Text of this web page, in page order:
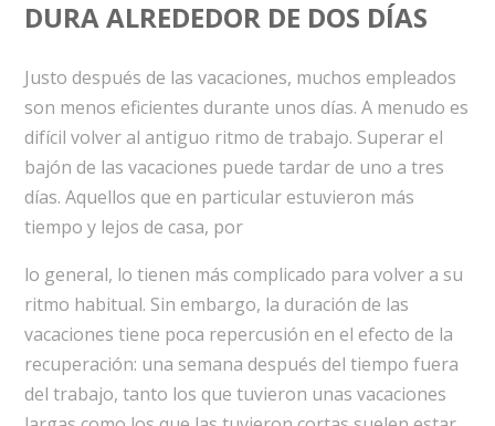
DURA ALREDEDOR DE DOS DÍAS
Justo después de las vacaciones, muchos empleados
son menos eficientes durante unos días. A menudo es
difícil volver al antiguo ritmo de trabajo. Superar el
bajón de las vacaciones puede tardar de uno a tres
días. Aquellos que en particular estuvieron más
tiempo y lejos de casa, por
lo general, lo tienen más complicado para volver a su
ritmo habitual. Sin embargo, la duración de las
vacaciones tiene poca repercusión en el efecto de la
recuperación: una semana después del tiempo fuera
del trabajo, tanto los que tuvieron unas vacaciones